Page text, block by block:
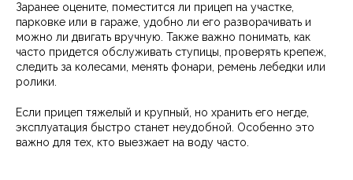
Заранее оцените, поместится ли прицеп на участке,
парковке или в гараже, удобно ли его разворачивать и
можно ли двигать вручную. Также важно понимать, как
часто придется обслуживать ступицы, проверять крепеж,
следить за колесами, менять фонари, ремень лебедки или
ролики.
Если прицеп тяжелый и крупный, но хранить его негде,
эксплуатация быстро станет неудобной. Особенно это
важно для тех, кто выезжает на воду часто.